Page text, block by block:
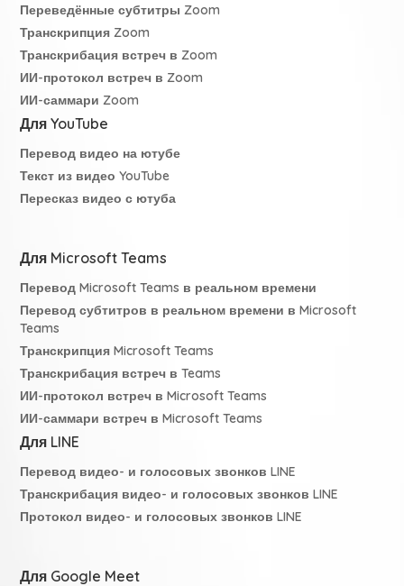
Переведённые субтитры Zoom
Транскрипция Zoom
Транскрибация встреч в Zoom
ИИ-протокол встреч в Zoom
ИИ-саммари Zoom
Для YouTube
Перевод видео на ютубе
Текст из видео YouTube
Пересказ видео с ютуба
Для Microsoft Teams
Перевод Microsoft Teams в реальном времени
Перевод субтитров в реальном времени в Microsoft
Teams
Транскрипция Microsoft Teams
Транскрибация встреч в Teams
ИИ-протокол встреч в Microsoft Teams
ИИ-саммари встреч в Microsoft Teams
Для LINE
Перевод видео- и голосовых звонков LINE
Транскрибация видео- и голосовых звонков LINE
Протокол видео- и голосовых звонков LINE
Для Google Meet